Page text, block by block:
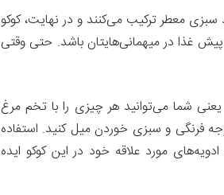
سبزی معطر ترکیب می‌کنند و در نهایت، کوکو
غذا در میهمانی‌هایتان باشد. حتی وقتی
شما می‌توانید هر چیزی را با تخم مرغ
فرنگی و سبزی خوردن میل کنید. استفاده
مورد علاقه خود در این کوکو ایده